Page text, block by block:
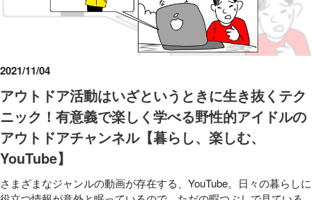
アウトドア活動はいざというときに生き抜くテク
ニック！有意義で楽しく学べる野性的アイドルの
アウトドアチャンネル【暮らし、楽しむ、
YouTube】
2021/11/04
さまざまなジャンルの動画が存在する、YouTube。日々の暮らしに